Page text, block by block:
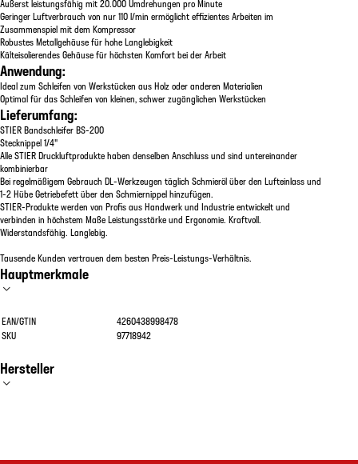
Äußerst leistungsfähig mit 20.000 Umdrehungen pro Minute
Geringer Luftverbrauch von nur 110 l/min ermöglicht effizientes Arbeiten im
Zusammenspiel mit dem Kompressor
Robustes Metallgehäuse für hohe Langlebigkeit
Kälteisolierendes Gehäuse für höchsten Komfort bei der Arbeit
Anwendung:
Ideal zum Schleifen von Werkstücken aus Holz oder anderen Materialien
Optimal für das Schleifen von kleinen, schwer zugänglichen Werkstücken
Lieferumfang:
STIER Bandschleifer BS-200
Stecknippel 1/4"
Alle STIER Druckluftprodukte haben denselben Anschluss und sind untereinander
kombinierbar
Bei regelmäßigem Gebrauch DL-Werkzeugen täglich Schmieröl über den Lufteinlass und
1-2 Hübe Getriebefett über den Schmiernippel hinzufügen.
STIER-Produkte werden von Profis aus Handwerk und Industrie entwickelt und
verbinden in höchstem Maße Leistungsstärke und Ergonomie. Kraftvoll.
Widerstandsfähig. Langlebig.
Tausende Kunden vertrauen dem besten Preis-Leistungs-Verhältnis.
Hauptmerkmale
EAN/GTIN
4260438998478
SKU
97718942
Hersteller